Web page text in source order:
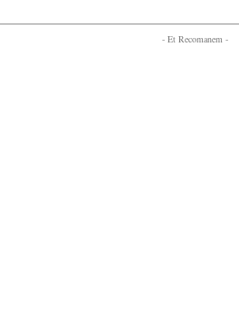
- Et Recomanem -